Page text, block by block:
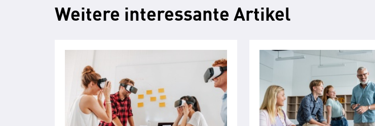
Weitere interessante Artikel